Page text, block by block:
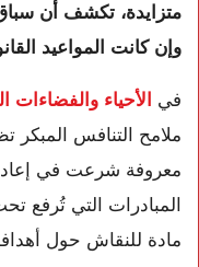
وإن كانت المواعيد
في الأحياء والفضاءات
ملامح التنافس
معروفة شرعت في
المبادرات التي تُرفع
مادة للنقاش حول